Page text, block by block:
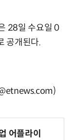
28일 수요일 0
공개된다.
어플라이